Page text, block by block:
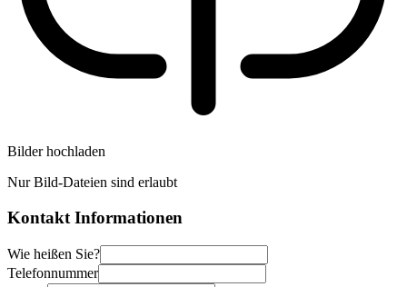
Bilder hochladen
Nur Bild-Dateien sind erlaubt
Kontakt Informationen
Wie heißen Sie?
Telefonnummer